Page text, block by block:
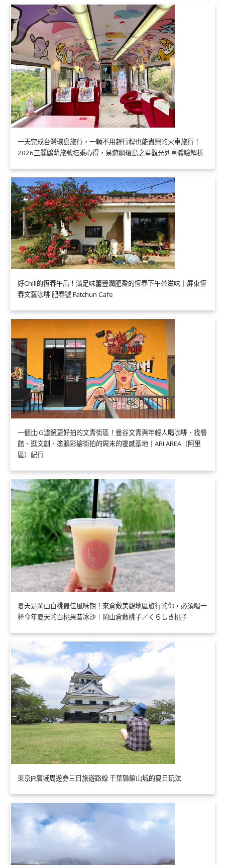
一天完成台灣環島旅行，一輛不用趕行程也能盡興的火車旅行！
2026三麗鷗萌旅號搭乘心得，易遊網環島之星觀光列車體驗解析
好Chill的恆春午后！滿足味蕾豐潤肥盈的恆春下午茶滋味｜屏東恆
春文藝咖啡 肥春號 Fatchun Cafe
一個比IG濾鏡更好拍的文青街區！曼谷文青與年輕人喝咖啡、找餐
館、逛文創、塗鴉彩繪街拍的周末的靈感基地｜ARI AREA（阿里
區）紀行
夏天是岡山白桃最佳風味期！來倉敷美觀地區旅行的你，必須喝一
杯今年夏天的白桃果昔冰沙｜岡山倉敷桃子／くらしき桃子
東京JR廣域周遊券三日旅遊路線 千葉縣館山城的夏日玩法